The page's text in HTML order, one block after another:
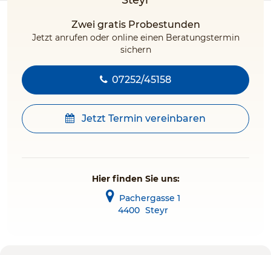
Zwei gratis Probestunden
Jetzt anrufen oder online einen Beratungstermin
sichern
07252/45158
Jetzt Termin vereinbaren
Hier finden Sie uns:
Pachergasse 1
4400 Steyr